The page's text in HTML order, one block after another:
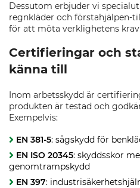
Dessutom erbjuder vi
regnkläder och förstahjälpen-
för att möta verklighetens krav.
Certifieringar och
känna till
Inom arbetsskydd är
produkten är testad och
Exempelvis:
EN 381-5: sågskydd för
EN ISO 20345: skyddsskor
genomtrampskydd
EN 397: